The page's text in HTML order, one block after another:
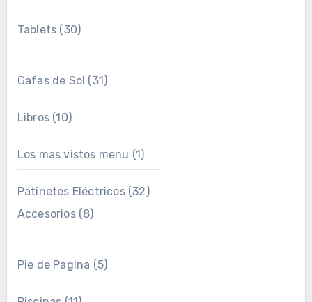
Tablets (30)
Gafas de Sol (31)
Libros(10)
Los mas vistos menu (1)
Patinetes Eléctricos(32)
Accesorios(8)
Pie de Pagina (5)